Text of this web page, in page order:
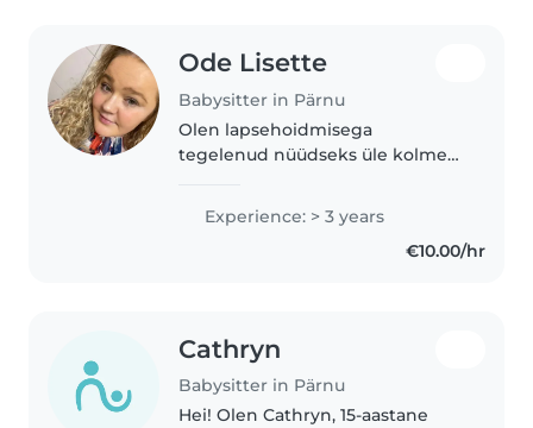
Ode Lisette
Babysitter in Pärnu
Olen lapsehoidmisega
tegelenud nüüdseks üle kolme
olin abistanud lasteaias ja käinud
perede juures lapsi hoidmas.
Experience: > 3 years
€10.00/hr
Cathryn
Babysitter in Pärnu
Hei! Olen Cathryn, 15-aastane